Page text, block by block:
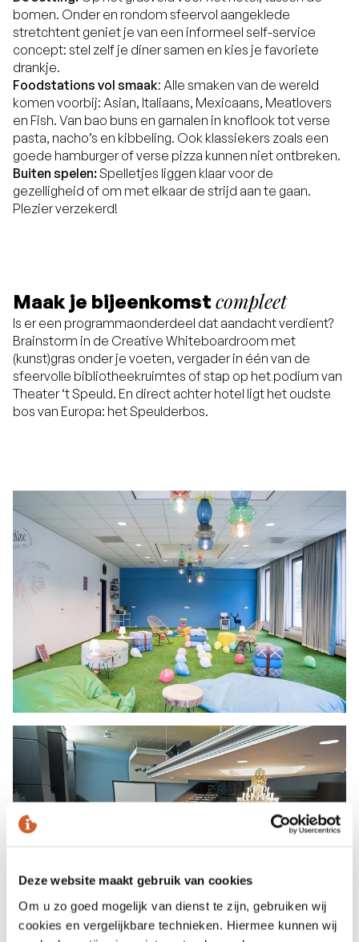
Deze website maakt gebruik van cookies
Om u zo goed mogelijk van dienst te zijn, gebruiken wij
cookies en vergelijkbare technieken. Hiermee kunnen wij
bomen. Onder en rondom sfeervol aangeklede
stretchtent geniet je van een informeel self-service
concept: stel zelf je diner samen en kies je favoriete
drankje.
Foodstations vol smaak: Alle smaken van de wereld
komen voorbij: Asian, Italiaans, Mexicaans, Meatlovers
en Fish. Van bao buns en garnalen in knoflook tot verse
pasta, nacho’s en kibbeling. Ook klassiekers zoals een
goede hamburger of verse pizza kunnen niet ontbreken.
Buiten spelen:Spelletjes liggen klaar voor de
gezelligheid of om met elkaar de strijd aan te gaan.
Plezier verzekerd!
Maak je bijeenkomst compleet
Is er een programmaonderdeel dat aandacht verdient?
Brainstorm in de Creative Whiteboardroom met
(kunst)gras onder je voeten, vergader in één van de
sfeervolle bibliotheekruimtes of stap op het podium van
Theater ‘t Speuld. En direct achter hotel ligt het oudste
bos van Europa: het Speulderbos.